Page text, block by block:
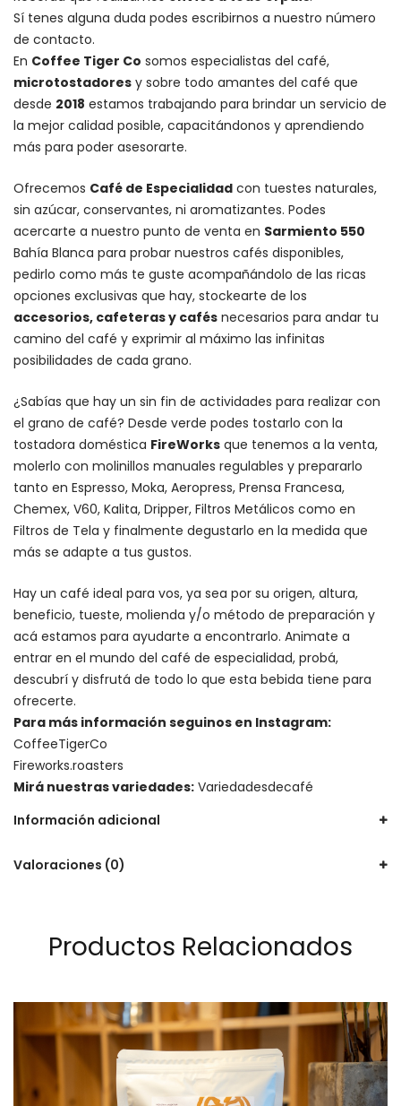
Sí tenes alguna duda podes escribirnos a nuestro número
de contacto.
En Coffee Tiger Co somos especialistas del café,
microtostadores y sobre todo amantes del café que
desde 2018 estamos trabajando para brindar un servicio de
la mejor calidad posible, capacitándonos y aprendiendo
más para poder asesorarte.
Ofrecemos Café de Especialidad con tuestes naturales,
sin azúcar, conservantes, ni aromatizantes. Podes
acercarte a nuestro punto de venta en Sarmiento 550
Bahía Blanca para probar nuestros cafés disponibles,
pedirlo como más te guste acompañándolo de las ricas
opciones exclusivas que hay, stockearte de los
accesorios, cafeteras y cafés necesarios para andar tu
camino del café y exprimir al máximo las infinitas
posibilidades de cada grano.
¿Sabías que hay un sin fin de actividades para realizar con
el grano de café? Desde verde podes tostarlo con la
tostadora doméstica FireWorks que tenemos a la venta,
molerlo con molinillos manuales regulables y prepararlo
tanto en Espresso, Moka, Aeropress, Prensa Francesa,
Chemex, V60, Kalita, Dripper, Filtros Metálicos como en
Filtros de Tela y finalmente degustarlo en la medida que
más se adapte a tus gustos.
Hay un café ideal para vos, ya sea por su origen, altura,
beneficio, tueste, molienda y/o método de preparación y
acá estamos para ayudarte a encontrarlo. Animate a
entrar en el mundo del café de especialidad, probá,
descubrí y disfrutá de todo lo que esta bebida tiene para
ofrecerte.
Para más información seguinos en Instagram:
CoffeeTigerCo
Fireworks.roasters
Mirá nuestras variedades: Variedadesdecafé
Información adicional
Valoraciones (0)
Productos Relacionados